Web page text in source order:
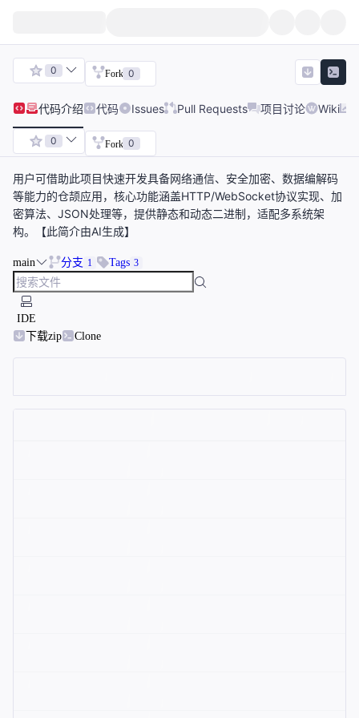
0 Fork 0
代码介绍 代码 Issues Pull Requests 项目讨论 Wiki
0 Fork 0
用户可借助此项目快速开发具备网络通信、安全加密、数据编解码
等能力的仓颉应用，核心功能涵盖HTTP/WebSocket协议实现、加
密算法、JSON处理等，提供静态和动态二进制，适配多系统架
构。【此简介由AI生成】
main 分支 1 Tags 3
IDE
下载zip
Clone